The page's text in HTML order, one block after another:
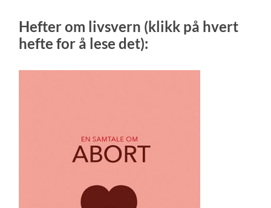
Hefter om livsvern (klikk på hvert
hefte for å lese det):